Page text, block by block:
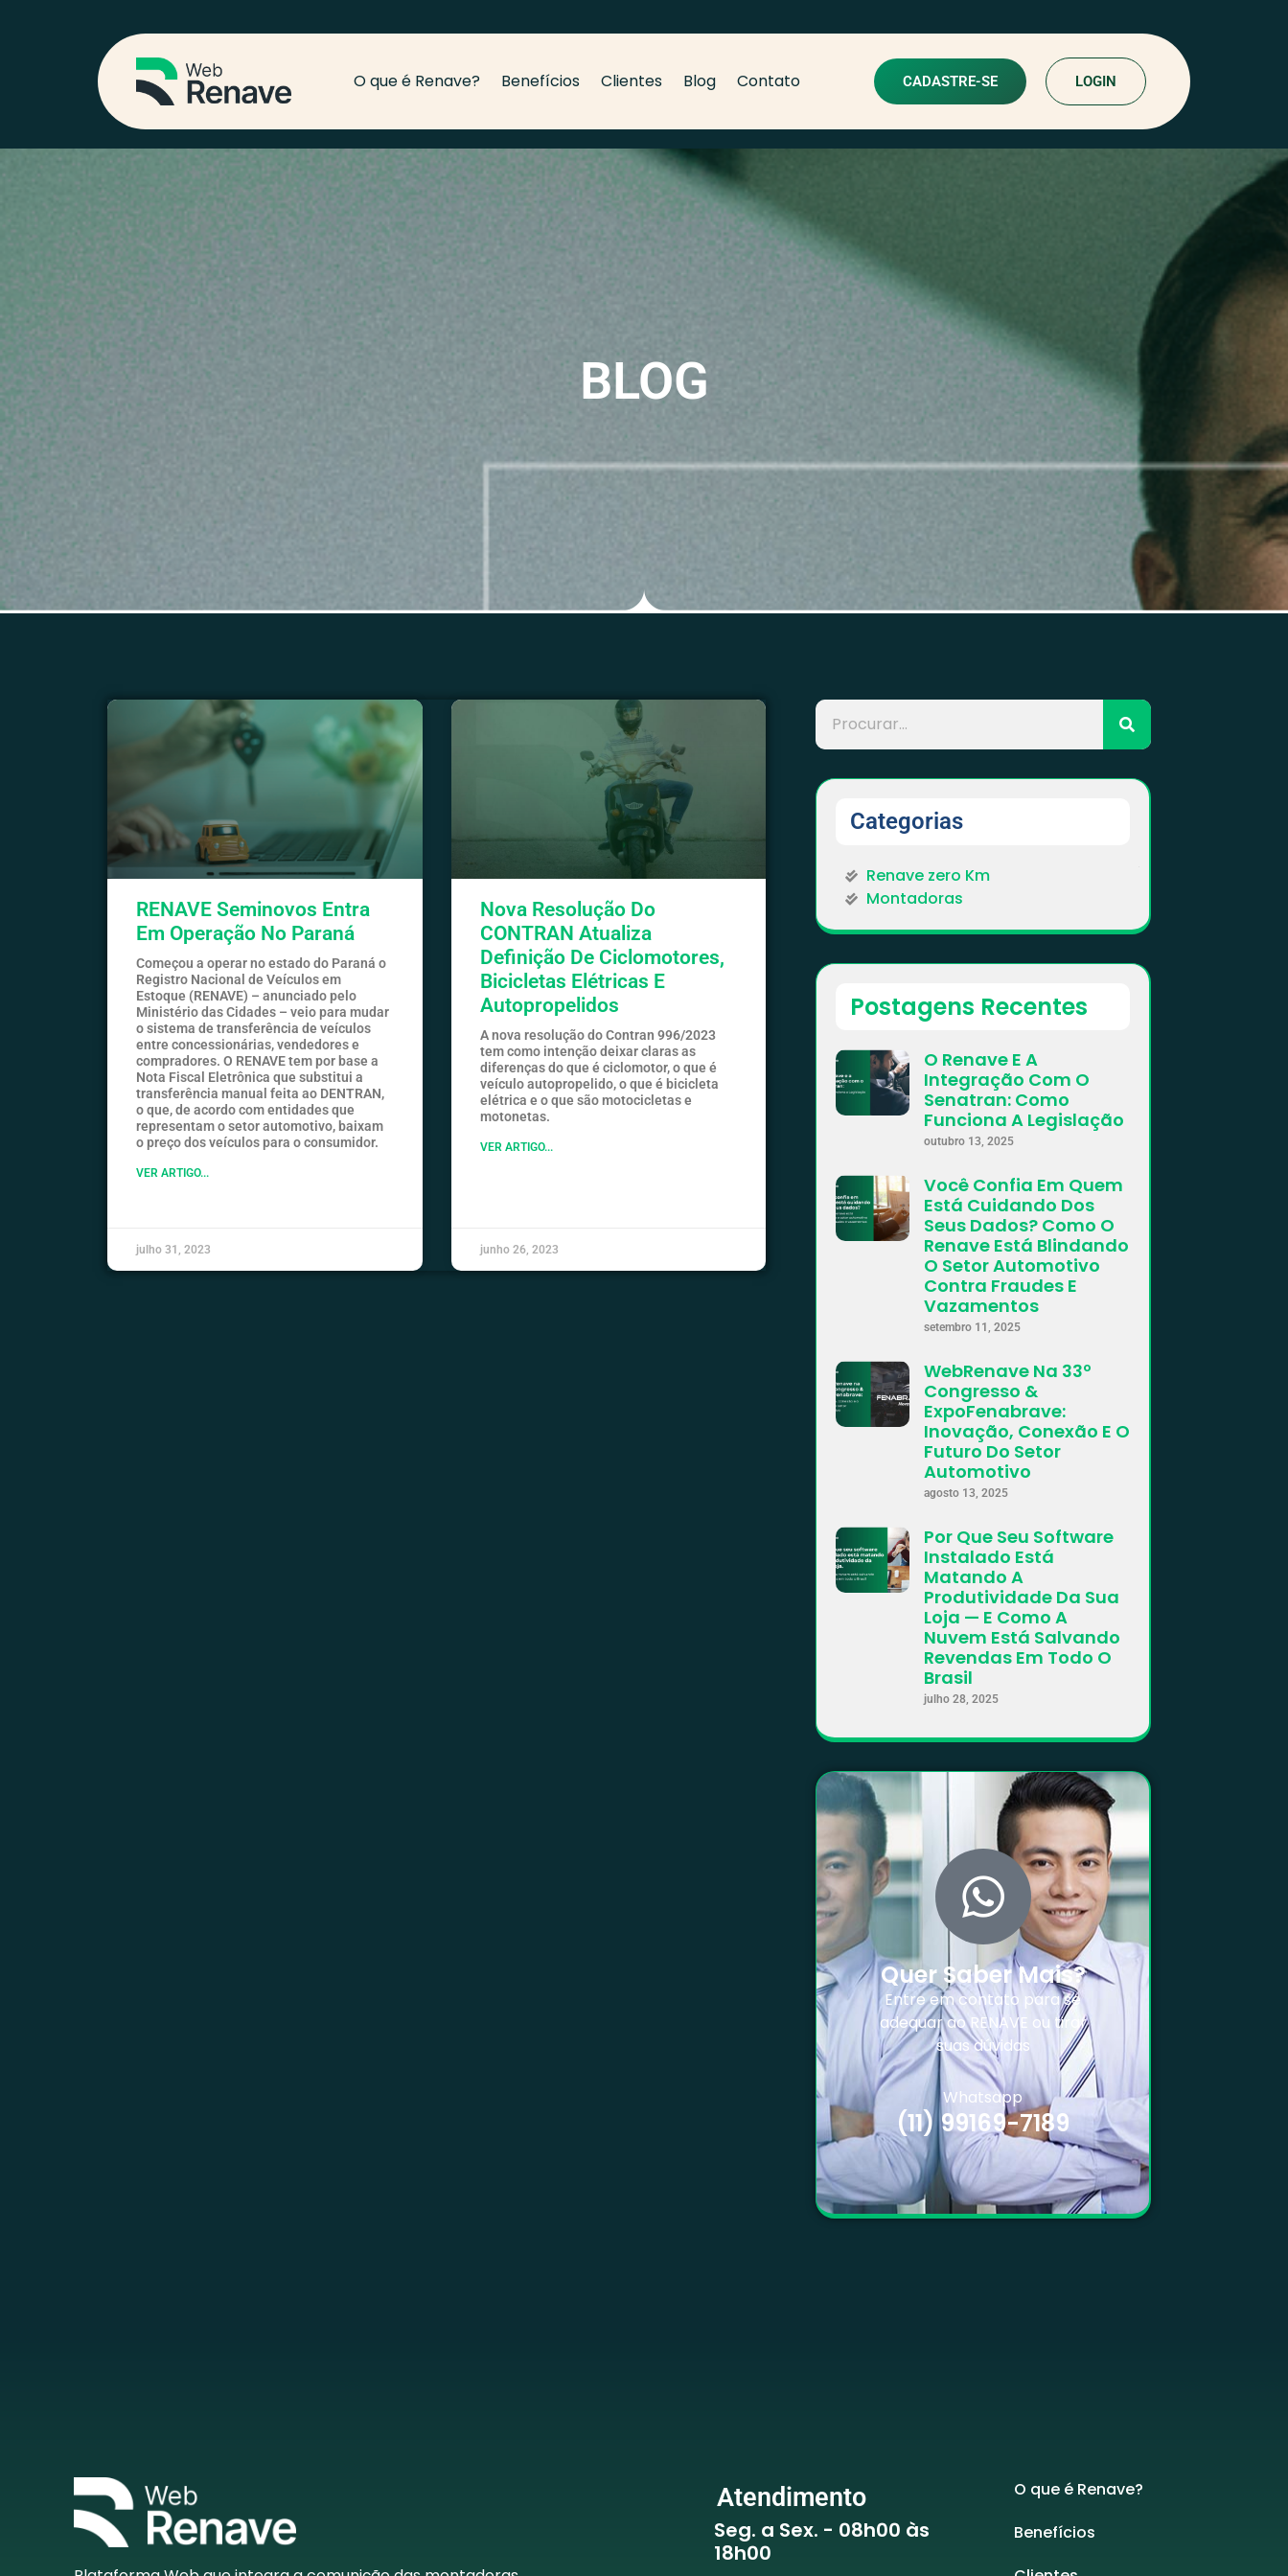
O que é Renave? Benefícios Clientes Blog Contato CADASTRE-SE LOGIN
BLOG
RENAVE Seminovos Entra
Em Operação No Paraná
Começou a operar no estado do Paraná o
Registro Nacional de Veículos em
Estoque (RENAVE) – anunciado pelo
Ministério das Cidades – veio para mudar
o sistema de transferência de veículos
entre concessionárias, vendedores e
compradores. O RENAVE tem por base a
Nota Fiscal Eletrônica que substitui a
transferência manual feita ao DENTRAN,
o que, de acordo com entidades que
representam o setor automotivo, baixam
o preço dos veículos para o consumidor.
VER ARTIGO...
julho 31, 2023
Nova Resolução Do
CONTRAN Atualiza
Definição De Ciclomotores,
Bicicletas Elétricas E
Autopropelidos
A nova resolução do Contran 996/2023
tem como intenção deixar claras as
diferenças do que é ciclomotor, o que é
veículo autopropelido, o que é bicicleta
elétrica e o que são motocicletas e
motonetas.
VER ARTIGO...
junho 26, 2023
Categorias
Renave zero Km
Montadoras
Postagens Recentes
O Renave E A
Integração Com O
Senatran: Como
Funciona A Legislação
outubro 13, 2025
Você Confia Em Quem
Está Cuidando Dos
Seus Dados? Como O
Renave Está Blindando
O Setor Automotivo
Contra Fraudes E
Vazamentos
setembro 11, 2025
WebRenave Na 33º
Congresso &
ExpoFenabrave:
Inovação, Conexão E O
Futuro Do Setor
Automotivo
agosto 13, 2025
Por Que Seu Software
Instalado Está
Matando A
Produtividade Da Sua
Loja — E Como A
Nuvem Está Salvando
Revendas Em Todo O
Brasil
julho 28, 2025
Quer Saber Mais?
Entre em contato para se
adequar ao RENAVE ou tirar
suas dúvidas
Whatsapp
(11) 99169-7189
Atendimento
Seg. a Sex. - 08h00 às
18h00
O que é Renave?
Benefícios